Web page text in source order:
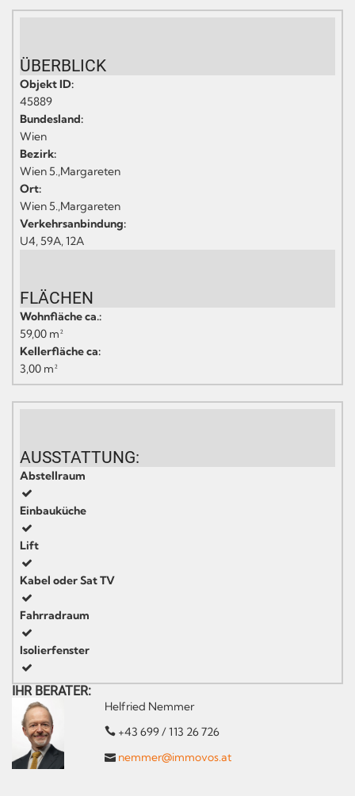
ÜBERBLICK
Objekt ID:
45889
Bundesland:
Wien
Bezirk:
Wien 5.,Margareten
Ort:
Wien 5.,Margareten
Verkehrsanbindung:
U4, 59A, 12A
FLÄCHEN
Wohnfläche ca.:
59,00 m²
Kellerfläche ca:
3,00 m²
AUSSTATTUNG:
Abstellraum
Einbauküche
Lift
Kabel oder Sat TV
Fahrradraum
Isolierfenster
IHR BERATER:
Helfried Nemmer
+43 699 / 113 26 726
nemmer@immovos.at